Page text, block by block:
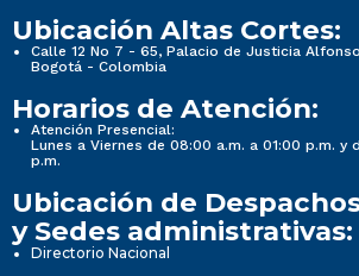
Ubicación Altas Cortes:
Calle 12 No 7 - 65, Palacio de Justicia
Bogotá - Colombia
Horarios de Atención:
Atención Presencial:
Lunes a Viernes de 08:00 a.m. a 01:00 p.m. y
p.m.
Ubicación de
y Sedes administrativas:
Directorio Nacional